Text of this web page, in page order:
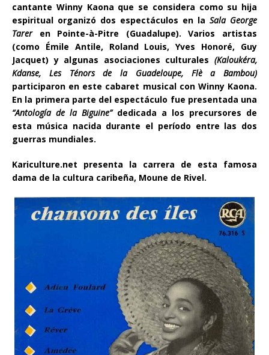
cantante Winny Kaona que se considera como su hija
espiritual organizó dos espectáculos en la Sala George
Tarer en Pointe-à-Pitre (Guadalupe). Varios artistas
(como Émile Antile, Roland Louis, Yves Honoré, Guy
Jacquet) y algunas asociaciones culturales (Kaloukéra,
Kdanse, Les Ténors de la Guadeloupe, Flè a Bambou)
participaron en este cabaret musical con Winny Kaona.
En la primera parte del espectáculo fue presentada una
“Antología de la Biguine” dedicada a los precursores de
esta música nacida durante el período entre las dos
guerras mundiales.
Kariculture.net presenta la carrera de esta famosa
dama de la cultura caribeña, Moune de Rivel.